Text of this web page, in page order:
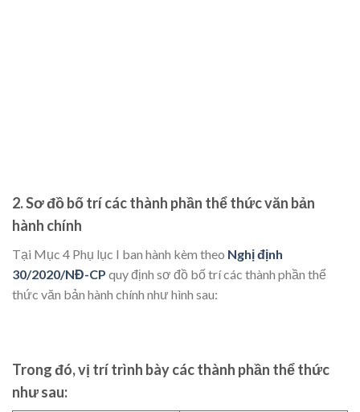
2. Sơ đồ bố trí các thành phần thể thức văn bản
hành chính
Tại Mục 4 Phụ lục I ban hành kèm theo Nghị định
30/2020/NĐ-CP quy định sơ đồ bố trí các thành phần thể
thức văn bản hành chính như hình sau:
Trong đó, vị trí trình bày các thành phần thể thức
như sau: